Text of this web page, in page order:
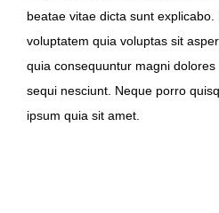
beatae vitae dicta sunt explicabo.
voluptatem quia voluptas sit
quia consequuntur magni
sequi nesciunt. Neque porro
ipsum quia sit amet.